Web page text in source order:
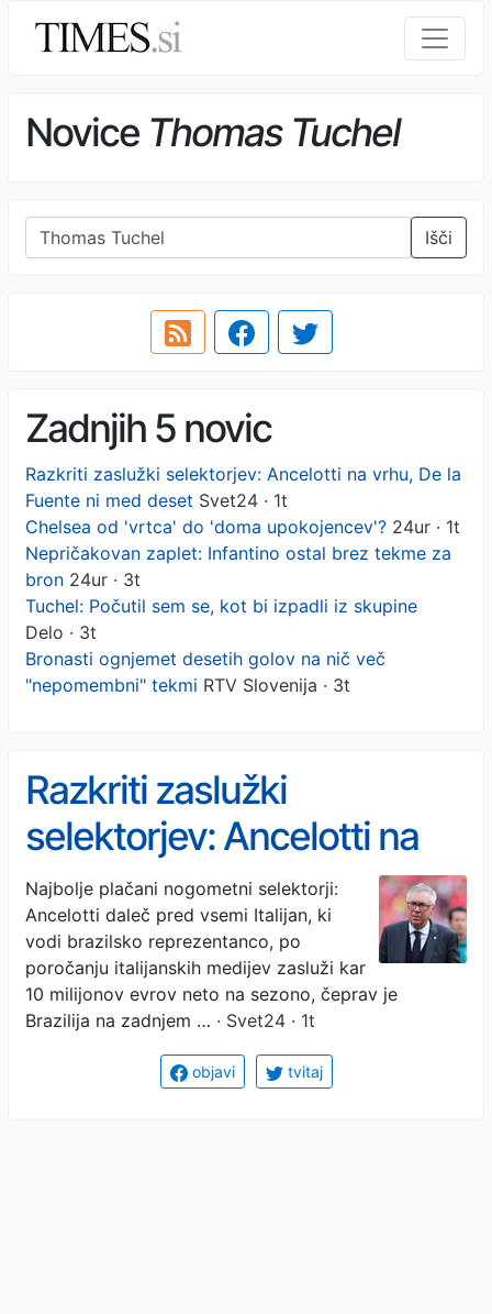
Novice Thomas Tuchel
Išči
Zadnjih 5 novic
Razkriti zaslužki selektorjev: Ancelotti na vrhu, De la
Fuente ni med deset Svet24 · 1t
Chelsea od 'vrtca' do 'doma upokojencev'? 24ur · 1t
Nepričakovan zaplet: Infantino ostal brez tekme za
bron 24ur · 3t
Tuchel: Počutil sem se, kot bi izpadli iz skupine
Delo · 3t
Bronasti ognjemet desetih golov na nič več
"nepomembni" tekmi RTV Slovenija · 3t
Razkriti zaslužki
selektorjev: Ancelotti na
vrhu, De la Fuente ni med
deset
Najbolje plačani nogometni selektorji:
Ancelotti daleč pred vsemi Italijan, ki
vodi brazilsko reprezentanco, po
poročanju italijanskih medijev zasluži kar
10 milijonov evrov neto na sezono, čeprav je
Brazilija na zadnjem … · Svet24 · 1t
objavi tvitaj